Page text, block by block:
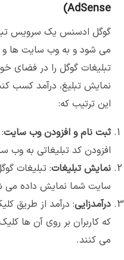
AdSense)
گوگل ادسنس یک سرویس
می شود و به وب سایت ها و
تبلیغات گوگل را در فضای
نمایش تبلیغ، درآمد کسب
این ترتیب که:
ثبت نام و افزودن وب سایت
افزودن کد تبلیغاتی به وب
نمایش تبلیغات: تبلیغات
سایت شما نمایش داده می
درآمدزایی: درآمد از طریق
که کاربران بر روی آن ها
می کنند.